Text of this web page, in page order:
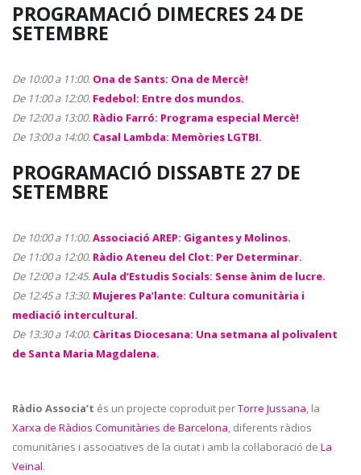
PROGRAMACIÓ DIMECRES 24 DE
SETEMBRE
De 10:00 a 11:00. Ona de Sants: Ona de Mercè!
De 11:00 a 12:00. Fedebol: Entre dos mundos.
De 12:00 a 13:00. Ràdio Farró: Programa especial Mercè!
De 13:00 a 14:00. Casal Lambda: Memòries LGTBI.
PROGRAMACIÓ DISSABTE 27 DE
SETEMBRE
De 10:00 a 11:00.Associació AREP: Gigantes y Molinos.
De 11:00 a 12:00. Ràdio Ateneu del Clot: Per Determinar.
De 12:00 a 12:45.Aula d’Estudis Socials: Sense ànim de lucre.
De 12:45 a 13:30. Mujeres Pa’lante: Cultura comunitària i
mediació intercultural.
De 13:30 a 14:00. Càritas Diocesana: Una setmana al polivalent
de Santa Maria Magdalena.
Ràdio Associa’t és un projecte coproduït perTorre Jussana, la
Xarxa de Ràdios Comunitàries de Barcelona, diferents ràdios
comunitàries i associatives de la ciutat i amb la col·laboració de La
Veïnal.